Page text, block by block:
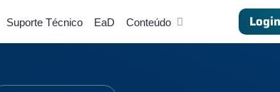
Suporte Técnico EaD Conteúdo